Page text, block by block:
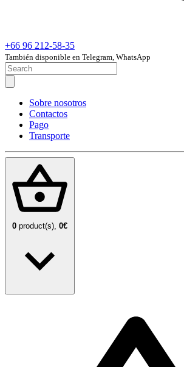
+66 96 212-58-35
También disponible en Telegram, WhatsApp
Sobre nosotros
Contactos
Pago
Transporte
0 product(s), 0€